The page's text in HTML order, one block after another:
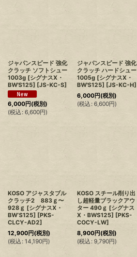
ジャパンスピード 強化
クラッチ ソフトシュー
1003g [シグナスX・
BW'S125] [JS-KC-S]
6,000円(税別)
(税込 : 6,600円)
ジャパンスピード 強化
クラッチ ハードシュー
1005g [シグナスX・
BW'S125] [JS-KC-H]
6,000円(税別)
(税込 : 6,600円)
KOSO アジャスタブル
クラッチ2 883ｇ〜
928ｇ [シグナスX・
BW’S125] [PKS-
CLCY-AD2]
12,900円(税別)
(税込 : 14,190円)
KOSO スチール削り出
し超軽量ブラックアウ
ター 490ｇ [シグナス
X・BWS125] [PKS-
COCY-LW]
8,900円(税別)
(税込 : 9,790円)